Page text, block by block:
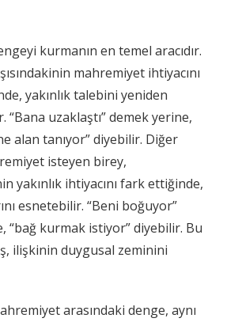
kurmanın en temel aracıdır.
mahremiyet ihtiyacını
yakınlık talebini yeniden
“Bana uzaklaştı” demek yerine,
alan tanıyor” diyebilir. Diğer
isteyen birey,
yakınlık ihtiyacını fark ettiğinde,
esnetebilir. “Beni boğuyor”
“bağ kurmak istiyor” diyebilir. Bu
ilişkinin duygusal zeminini
arasındaki denge, aynı